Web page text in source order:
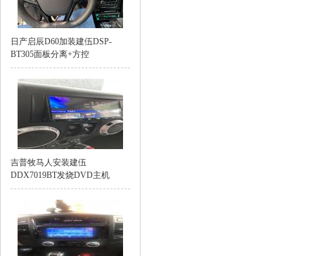
日产启辰D60加装建伍DSP-
BT305面板分离+方控
吉普牧马人安装建伍
DDX7019BT发烧DVD主机